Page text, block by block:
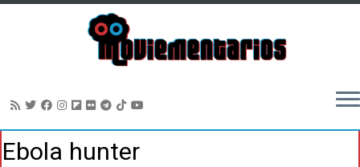
Saltar
alEbola hunter